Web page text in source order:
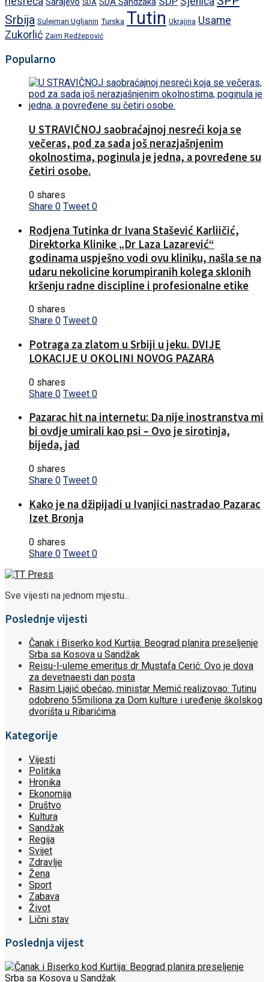
SDA
Srbija Sulejman Ugljanin Turska Tutin Ukrajina Usame
Zukorlić Zaim Redžepović
Popularno
U STRAVIČNOJ saobraćajnoj nesreći koja se
večeras, pod za sada još nerazjašnjenim
okolnostima, poginula je jedna, a povređene su
četiri osobe.
0 shares
Share 0 Tweet 0
Rodjena Tutinka dr Ivana Stašević Karliičić,
Direktorka Klinike „Dr Laza Lazarević“
godinama uspješno vodi ovu kliniku, našla se na
udaru nekolicine korumpiranih kolega sklonih
kršenju radne discipline i profesionalne etike
0 shares
Share 0 Tweet 0
Potraga za zlatom u Srbiji u jeku. DVIJE
LOKACIJE U OKOLINI NOVOG PAZARA
0 shares
Share 0 Tweet 0
Pazarac hit na internetu: Da nije inostranstva mi
bi ovdje umirali kao psi – Ovo je sirotinja,
bijeda, jad
0 shares
Share 0 Tweet 0
Kako je na džipijadi u Ivanjici nastradao Pazarac
Izet Bronja
0 shares
Share 0 Tweet 0
Sve vijesti na jednom mjestu...
Poslednje vijesti
Čanak i Biserko kod Kurtija: Beograd planira preseljenje
Srba sa Kosova u Sandžak
Reisu-l-uleme emeritus dr Mustafa Cerić: Ovo je dova
za devetnaesti dan posta
Rasim Ljajić obećao, ministar Memić realizovao: Tutinu
odobreno 55miliona za Dom kulture i uređenje školskog
dvorišta u Ribarićima
Kategorije
Vijesti
Politika
Hronika
Ekonomija
Društvo
Kultura
Sandžak
Regija
Svijet
Zdravlje
Žena
Sport
Zabava
Život
Lični stav
Poslednja vijest